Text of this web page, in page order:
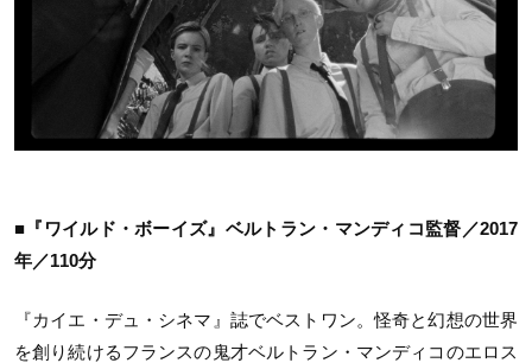
■『ワイルド・ボーイズ』ベルトラン・マンディコ監督／2017
年／110分
『カイエ・デュ・シネマ』誌でベストワン。怪奇と幻想の世界
を創り続けるフランスの鬼才ベルトラン・マンディコのエロス